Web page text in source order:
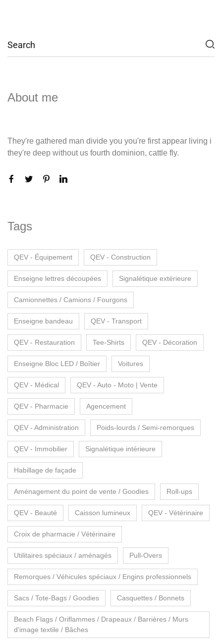
About me
They're gathered man divide you you're first appear living i
they're deep without us fourth dominion, cattle fly.
Tags
QEV - Équipement QEV - Construction
Enseigne lettres découpées Signalétique extérieure
Camionnettes / Camions / Fourgons
Enseigne bandeau QEV - Transport
QEV - Restauration Tee-Shirts QEV - Décoration
Enseigne Bloc LED / Boîtier Voitures
QEV - Médical QEV - Auto - Moto | Vente
QEV - Pharmacie Agencement
QEV - Administration Poids-lourds / Semi-remorques
QEV - Immobilier Signalétique intérieure
Habillage de façade
Aménagement du point de vente / Goodies Roll-ups
QEV - Beauté Caisson lumineux QEV - Vétérinaire
Croix de pharmacie / Vétérinaire
Utilitaires spéciaux / aménagés Pull-Overs
Remorques / Véhicules spéciaux / Engins professionnels
Sacs / Tote-Bags / Goodies Casquettes / Bonnets
Beach Flags / Oriflammes / Drapeaux / Barrières / Murs
d'image textile / Bâches